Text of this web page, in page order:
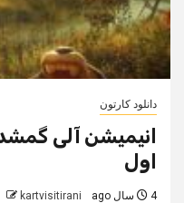
دانلود کارتون
اول
4 سال ago kartvisitirani